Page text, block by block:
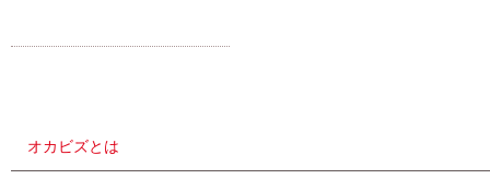
オカビズとは